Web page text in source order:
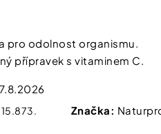
pro odolnost organismu.
přípravek s vitaminem C.
7.8.2026
15.873. Značka:
SLIM